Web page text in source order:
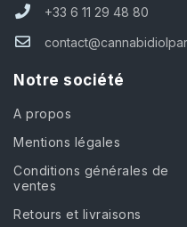
+33 6 11 29 48 80
Notre société
A propos
Mentions légales
Conditions générales de
ventes
Retours et livraisons